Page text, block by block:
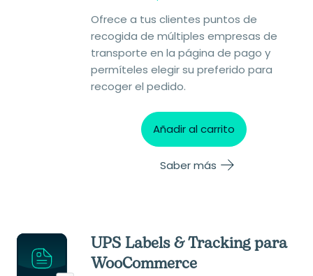
Ofrece a tus clientes puntos de
recogida de múltiples empresas de
transporte en la página de pago y
permíteles elegir su preferido para
recoger el pedido.
Añadir al carrito
Saber más
UPS Labels & Tracking para
WooCommerce